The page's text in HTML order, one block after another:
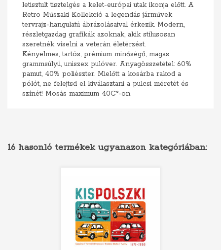
letisztult tisztelgés a kelet-európai utak ikonja előtt. A
Retro Műszaki Kollekció a legendás járművek
tervrajz-hangulatú ábrázolásaival érkezik. Modern,
részletgazdag grafikák azoknak, akik stílusosan
szeretnék viselni a veterán életérzést.
Kényelmes, tartós, prémium minőségű, magas
grammsúlyú, uniszex pulóver. Anyagösszetétel: 60%
pamut, 40% poliészter. Mielőtt a kosárba rakod a
pólót, ne felejtsd el kiválasztani a pulcsi méretét és
színét! Mosás maximum 40C°-on.
16 hasonló termékek ugyanazon kategóriában: